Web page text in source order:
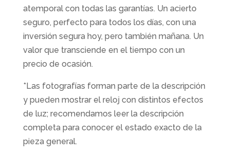
atemporal con todas las garantías. Un acierto
seguro, perfecto para todos los días, con una
inversión segura hoy, pero también mañana. Un
valor que transciende en el tiempo con un
precio de ocasión.
*Las fotografías forman parte de la descripción
y pueden mostrar el reloj con distintos efectos
de luz; recomendamos leer la descripción
completa para conocer el estado exacto de la
pieza general.